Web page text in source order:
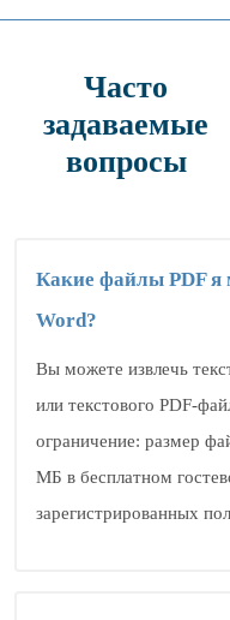
Часто
задаваемые
вопросы
Какие файлы PDF я
Word?
Вы можете извлечь
или текстового PDF-
ограничение: размер
МБ в бесплатном
зарегистрированных